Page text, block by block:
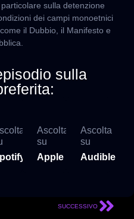
sulla detenzione
dei campi monoetnici
il Dubbio, il Manifesto e
sulla
Ascolta
su
Apple
Ascolta
su
Audible
SUCCESSIVO